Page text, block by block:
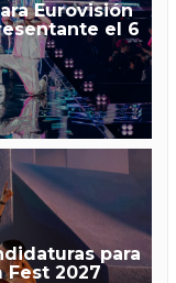
Eurovisión
el 6
para
2027